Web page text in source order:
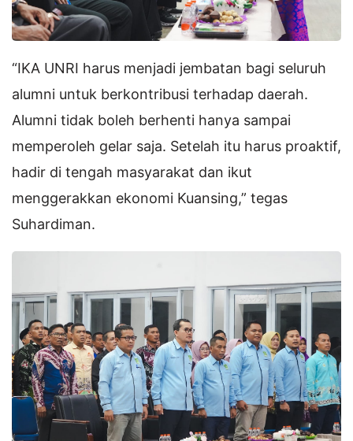
“IKA UNRI harus menjadi jembatan bagi seluruh
alumni untuk berkontribusi terhadap daerah.
Alumni tidak boleh berhenti hanya sampai
memperoleh gelar saja. Setelah itu harus proaktif,
hadir di tengah masyarakat dan ikut
menggerakkan ekonomi Kuansing,” tegas
Suhardiman.